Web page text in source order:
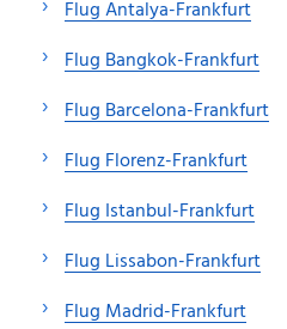
Flug Antalya-Frankfurt
Flug Bangkok-Frankfurt
Flug Barcelona-Frankfurt
Flug Florenz-Frankfurt
Flug Istanbul-Frankfurt
Flug Lissabon-Frankfurt
Flug Madrid-Frankfurt